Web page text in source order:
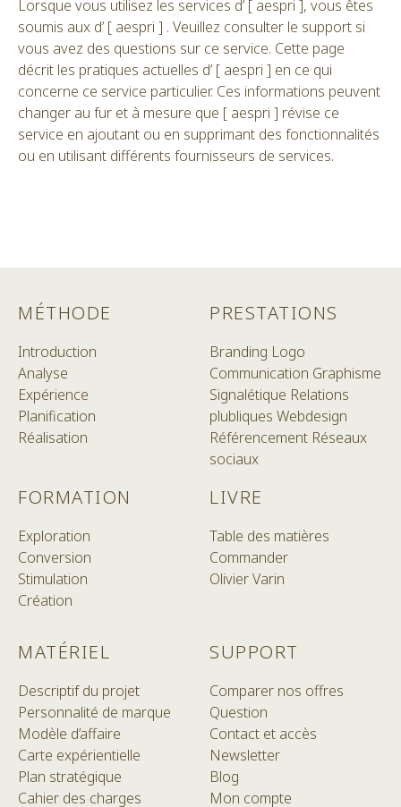
Lorsque vous utilisez les services d’ [ aespri ], vous êtes
soumis aux d’ [ aespri ] . Veuillez consulter le support si
vous avez des questions sur ce service. Cette page
décrit les pratiques actuelles d’ [ aespri ] en ce qui
concerne ce service particulier. Ces informations peuvent
changer au fur et à mesure que [ aespri ] révise ce
service en ajoutant ou en supprimant des fonctionnalités
ou en utilisant différents fournisseurs de services.
MÉTHODE
Introduction
Analyse
Expérience
Planification
Réalisation
PRESTATIONS
Branding Logo
Communication Graphisme
Signalétique Relations
plubliques Webdesign
Référencement Réseaux
sociaux
FORMATION
Exploration
Conversion
Stimulation
Création
LIVRE
Table des matières
Commander
Olivier Varin
MATÉRIEL
Descriptif du projet
Personnalité de marque
Modèle d’affaire
Carte expérientielle
Plan stratégique
Cahier des charges
SUPPORT
Comparer nos offres
Question
Contact et accès
Newsletter
Blog
Mon compte